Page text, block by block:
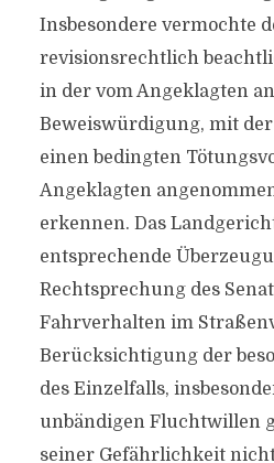
Insbesondere vermochte
revisionsrechtlich
in der vom Angeklagten
Beweiswürdigung, mit
einen bedingten
Angeklagten
erkennen. Das
entsprechende
Rechtsprechung des
Fahrverhalten im
Berücksichtigung der
des Einzelfalls,
unbändigen Fluchtwillen
seiner Gefährlichkeit